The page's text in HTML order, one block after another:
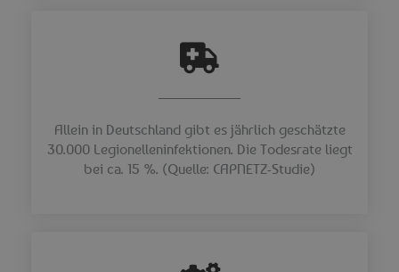
Allein in Deutschland gibt es jährlich geschätzte
30.000 Legionelleninfektionen. Die Todesrate liegt
bei ca. 15 %. (Quelle: CAPNETZ-Studie)